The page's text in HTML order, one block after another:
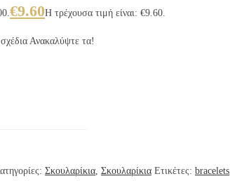
€9.60Η τρέχουσα τιμή είναι: €9.60.
Ανακαλύψτε τα!
Σκουλαρίκια Σκουλαρίκια Ετικέτες: bracelets